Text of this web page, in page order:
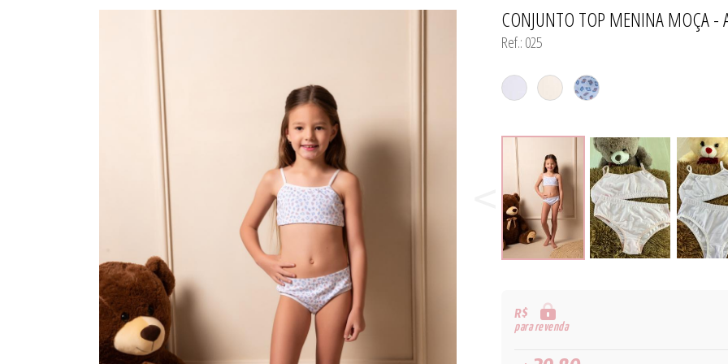
TODOS DE
TODOS DE MODA
CAMISOLAS E ROBES
TODOS DE
CONJUNTO TOP MENINA MOÇA -
Ref.: 025
R$
para revenda